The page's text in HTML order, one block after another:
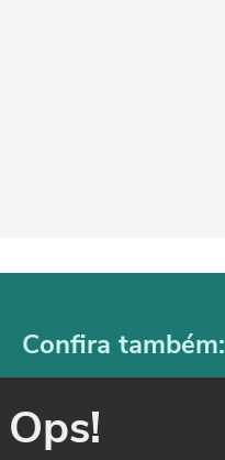
Confira também:
Ops!